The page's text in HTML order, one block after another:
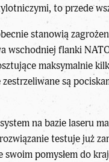
to przede
stanowią
wschodniej flanki
maksymalnie
zestrzeliwane są
na bazie laseru
testuje już
swoim pomysłem do